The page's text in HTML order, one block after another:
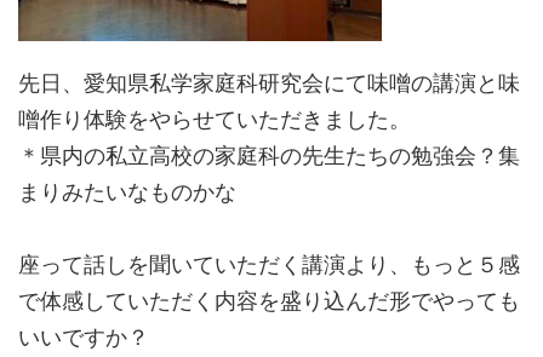
先日、愛知県私学家庭科研究会にて味噌の講演と味
噌作り体験をやらせていただきました。
＊県内の私立高校の家庭科の先生たちの勉強会？集
まりみたいなものかな
座って話しを聞いていただく講演より、もっと５感
で体感していただく内容を盛り込んだ形でやっても
いいですか？